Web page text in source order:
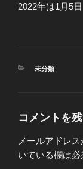
2022年は1月5
カ
未分類
コメントを
メールアドレ
いている欄は